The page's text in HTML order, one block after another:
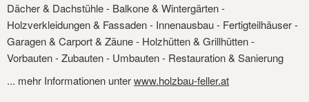
Dächer & Dachstühle - Balkone & Wintergärten -
Holzverkleidungen & Fassaden - Innenausbau - Fertigteilhäuser -
Garagen & Carport & Zäune - Holzhütten & Grillhütten -
Vorbauten - Zubauten - Umbauten - Restauration & Sanierung
... mehr Informationen unterwww.holzbau-feller.at